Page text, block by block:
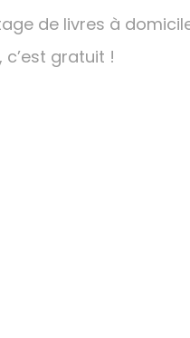
de livres à
gratuit !